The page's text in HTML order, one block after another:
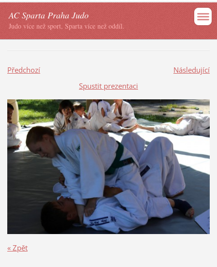
AC Sparta Praha Judo
Judo více než sport, Sparta více než oddíl.
Předchozí
Následující
Spustit prezentaci
« Zpět